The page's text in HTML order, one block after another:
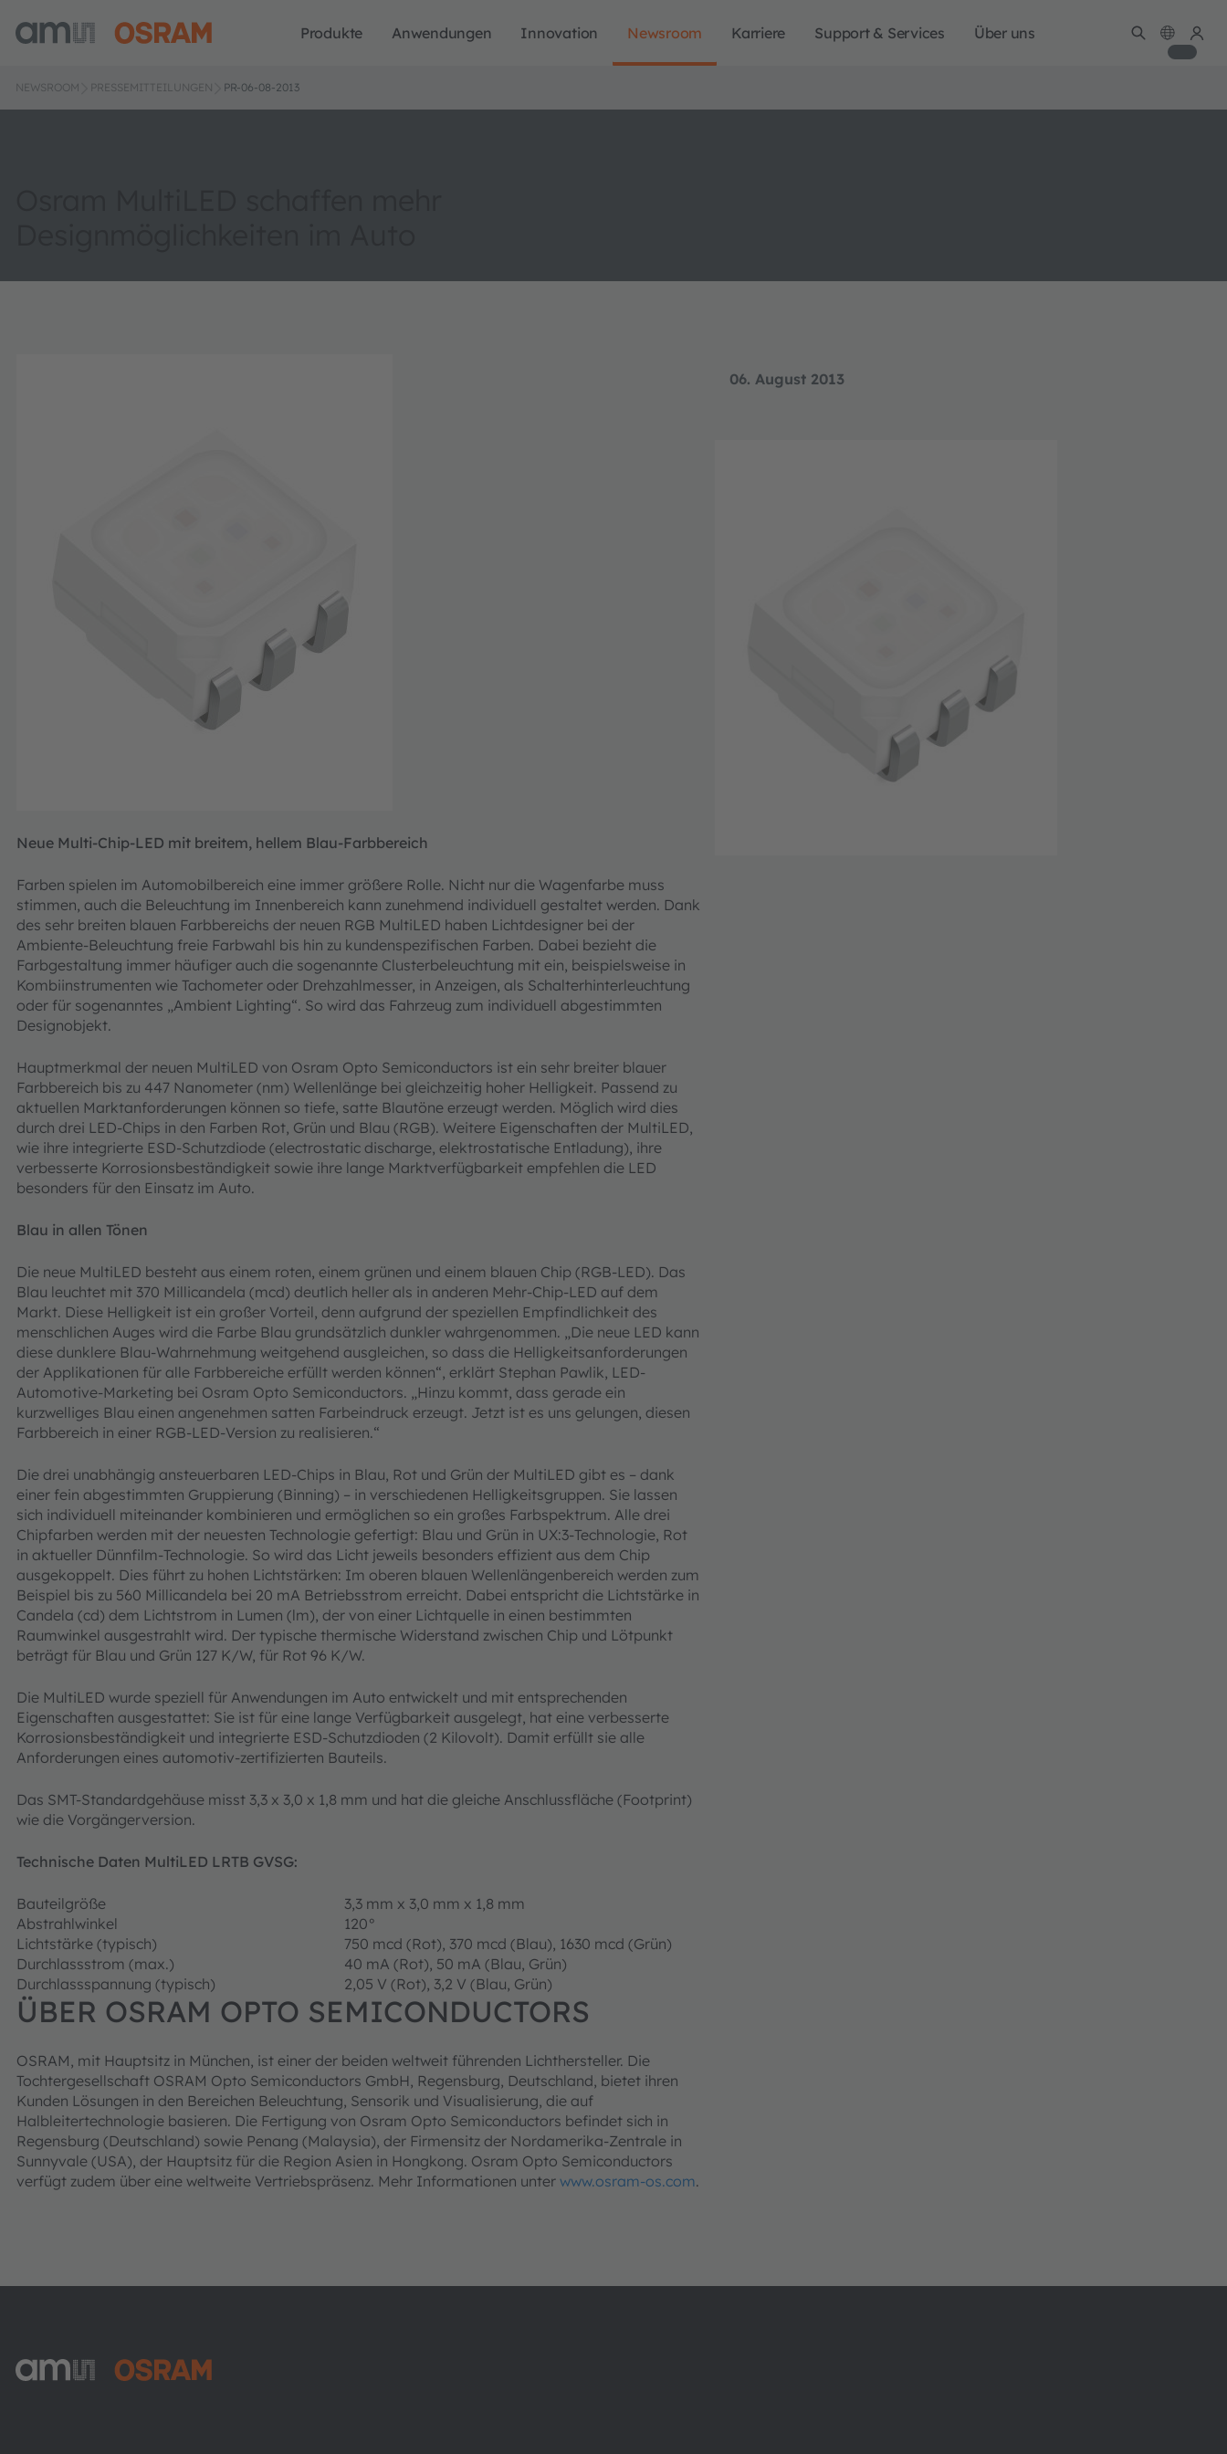
Produkte Anwendungen Innovation Newsroom Karriere Support & Services Über uns
NEWSROOM PRESSEMITTEILUNGEN PR-06-08-2013
06. August 2013
Neue Multi-Chip-LED mit breitem, hellem Blau-Farbbereich
Farben spielen im Automobilbereich eine immer größere Rolle. Nicht nur die Wagenfarbe muss
stimmen, auch die Beleuchtung im Innenbereich kann zunehmend individuell gestaltet werden. Dank
des sehr breiten blauen Farbbereichs der neuen RGB MultiLED haben Lichtdesigner bei der
Ambiente-Beleuchtung freie Farbwahl bis hin zu kundenspezifischen Farben. Dabei bezieht die
Farbgestaltung immer häufiger auch die sogenannte Clusterbeleuchtung mit ein, beispielsweise in
Kombiinstrumenten wie Tachometer oder Drehzahlmesser, in Anzeigen, als Schalterhinterleuchtung
oder für sogenanntes „Ambient Lighting“. So wird das Fahrzeug zum individuell abgestimmten
Designobjekt.
Hauptmerkmal der neuen MultiLED von Osram Opto Semiconductors ist ein sehr breiter blauer
Farbbereich bis zu 447 Nanometer (nm) Wellenlänge bei gleichzeitig hoher Helligkeit. Passend zu
aktuellen Marktanforderungen können so tiefe, satte Blautöne erzeugt werden. Möglich wird dies
durch drei LED-Chips in den Farben Rot, Grün und Blau (RGB). Weitere Eigenschaften der MultiLED,
wie ihre integrierte ESD-Schutzdiode (electrostatic discharge, elektrostatische Entladung), ihre
verbesserte Korrosionsbeständigkeit sowie ihre lange Marktverfügbarkeit empfehlen die LED
besonders für den Einsatz im Auto.
Blau in allen Tönen
Die neue MultiLED besteht aus einem roten, einem grünen und einem blauen Chip (RGB-LED). Das
Blau leuchtet mit 370 Millicandela (mcd) deutlich heller als in anderen Mehr-Chip-LED auf dem
Markt. Diese Helligkeit ist ein großer Vorteil, denn aufgrund der speziellen Empfindlichkeit des
menschlichen Auges wird die Farbe Blau grundsätzlich dunkler wahrgenommen. „Die neue LED kann
diese dunklere Blau-Wahrnehmung weitgehend ausgleichen, so dass die Helligkeitsanforderungen
der Applikationen für alle Farbbereiche erfüllt werden können“, erklärt Stephan Pawlik, LED-
Automotive-Marketing bei Osram Opto Semiconductors. „Hinzu kommt, dass gerade ein
kurzwelliges Blau einen angenehmen satten Farbeindruck erzeugt. Jetzt ist es uns gelungen, diesen
Farbbereich in einer RGB-LED-Version zu realisieren.“
Die drei unabhängig ansteuerbaren LED-Chips in Blau, Rot und Grün der MultiLED gibt es – dank
einer fein abgestimmten Gruppierung (Binning) – in verschiedenen Helligkeitsgruppen. Sie lassen
sich individuell miteinander kombinieren und ermöglichen so ein großes Farbspektrum. Alle drei
Chipfarben werden mit der neuesten Technologie gefertigt: Blau und Grün in UX:3-Technologie, Rot
in aktueller Dünnfilm-Technologie. So wird das Licht jeweils besonders effizient aus dem Chip
ausgekoppelt. Dies führt zu hohen Lichtstärken: Im oberen blauen Wellenlängenbereich werden zum
Beispiel bis zu 560 Millicandela bei 20 mA Betriebsstrom erreicht. Dabei entspricht die Lichtstärke in
Candela (cd) dem Lichtstrom in Lumen (lm), der von einer Lichtquelle in einen bestimmten
Raumwinkel ausgestrahlt wird. Der typische thermische Widerstand zwischen Chip und Lötpunkt
beträgt für Blau und Grün 127 K/W, für Rot 96 K/W.
Die MultiLED wurde speziell für Anwendungen im Auto entwickelt und mit entsprechenden
Eigenschaften ausgestattet: Sie ist für eine lange Verfügbarkeit ausgelegt, hat eine verbesserte
Korrosionsbeständigkeit und integrierte ESD-Schutzdioden (2 Kilovolt). Damit erfüllt sie alle
Anforderungen eines automotiv-zertifizierten Bauteils.
Das SMT-Standardgehäuse misst 3,3 x 3,0 x 1,8 mm und hat die gleiche Anschlussfläche (Footprint)
wie die Vorgängerversion.
Technische Daten MultiLED LRTB GVSG:
Bauteilgröße
3,3 mm x 3,0 mm x 1,8 mm
Abstrahlwinkel
120°
Lichtstärke (typisch)
750 mcd (Rot), 370 mcd (Blau), 1630 mcd (Grün)
Durchlassstrom (max.)
40 mA (Rot), 50 mA (Blau, Grün)
Durchlassspannung (typisch)
2,05 V (Rot), 3,2 V (Blau, Grün)
ÜBER OSRAM OPTO SEMICONDUCTORS
OSRAM, mit Hauptsitz in München, ist einer der beiden weltweit führenden Lichthersteller. Die
Tochtergesellschaft OSRAM Opto Semiconductors GmbH, Regensburg, Deutschland, bietet ihren
Kunden Lösungen in den Bereichen Beleuchtung, Sensorik und Visualisierung, die auf
Halbleitertechnologie basieren. Die Fertigung von Osram Opto Semiconductors befindet sich in
Regensburg (Deutschland) sowie Penang (Malaysia), der Firmensitz der Nordamerika-Zentrale in
Sunnyvale (USA), der Hauptsitz für die Region Asien in Hongkong. Osram Opto Semiconductors
verfügt zudem über eine weltweite Vertriebspräsenz. Mehr Informationen unter www.osram-os.com.